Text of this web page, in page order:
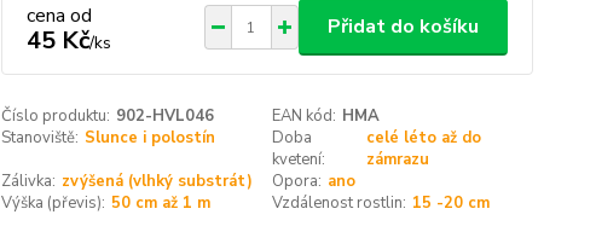
cena od
45 Kč/ks
Přidat do košíku
Číslo produktu: 902-HVL046 EAN kód: HMA
Stanoviště: Slunce i polostín
Doba
kvetení:
celé léto až do
zámrazu
Zálivka: zvýšená (vlhký substrát) Opora: ano
Výška (převis): 50 cm až 1 m Vzdálenost rostlin: 15 -20 cm